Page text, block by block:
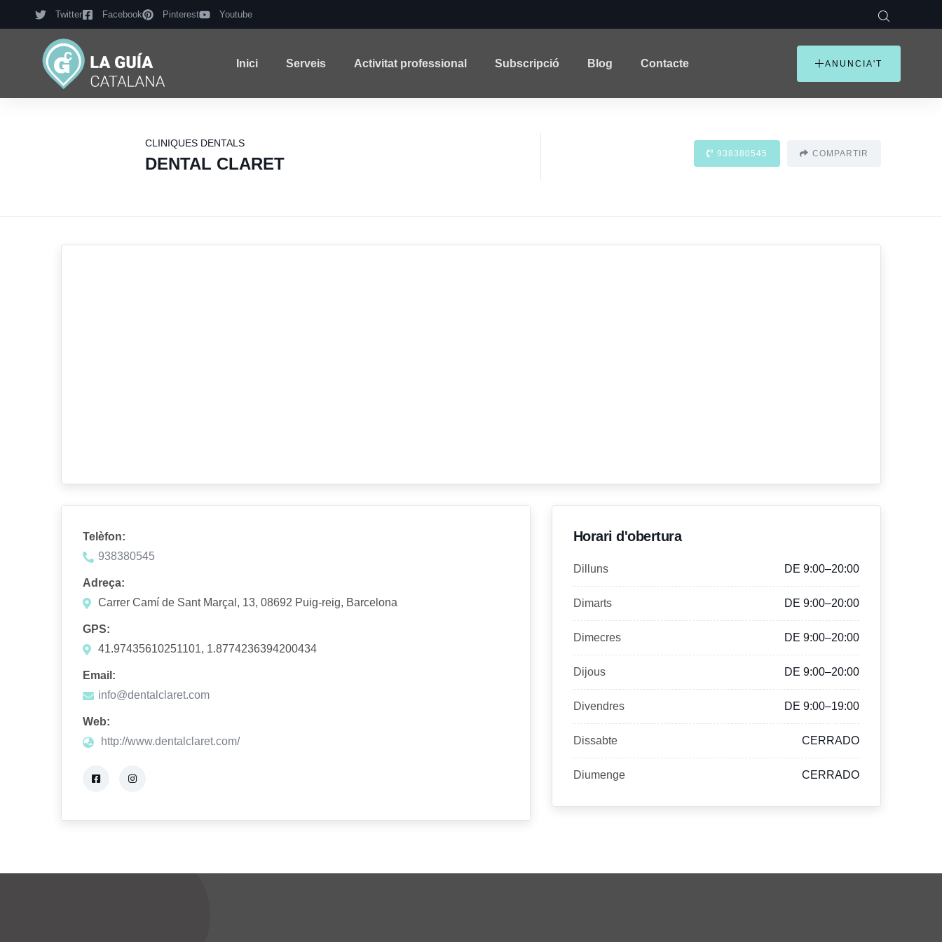
Twitter Facebook Pinterest Youtube
Inici Serveis Activitat professional Subscripció Blog Contacte ANUNCIA'T
CLINIQUES DENTALS
DENTAL CLARET
938380545 COMPARTIR
Telèfon:
938380545
Adreça:
Carrer Camí de Sant Marçal, 13, 08692 Puig-reig, Barcelona
GPS:
41.97435610251101, 1.8774236394200434
Email:
info@dentalclaret.com
Web:
http://www.dentalclaret.com/
Horari d'obertura
Dilluns DE 9:00–20:00
Dimarts DE 9:00–20:00
Dimecres DE 9:00–20:00
Dijous DE 9:00–20:00
Divendres DE 9:00–19:00
Dissabte CERRADO
Diumenge CERRADO